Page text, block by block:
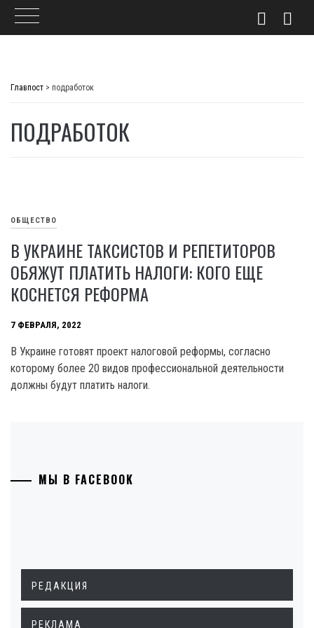
Главпост > подработок
ПОДРАБОТОК
ОБЩЕСТВО
В УКРАИНЕ ТАКСИСТОВ И РЕПЕТИТОРОВ
ОБЯЖУТ ПЛАТИТЬ НАЛОГИ: КОГО ЕЩЕ
КОСНЕТСЯ РЕФОРМА
7 ФЕВРАЛЯ, 2022
В Украине готовят проект налоговой реформы, согласно
которому более 20 видов профессиональной деятельности
должны будут платить налоги.
МЫ В FACEBOOK
РЕДАКЦИЯ
РЕКЛАМА